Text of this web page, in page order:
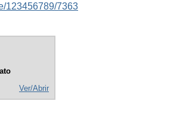
123456789/7363
Ver/Abrir